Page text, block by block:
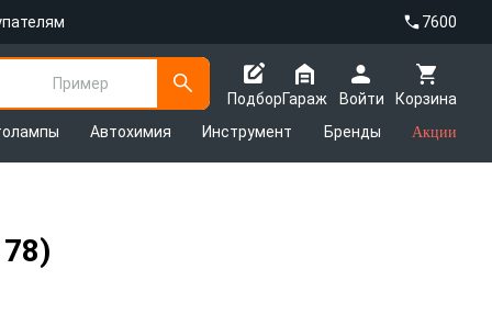
7600
Пример
Подбор
Корзина
Гараж
Войти
Автохимия Инструмент Бренды Акции